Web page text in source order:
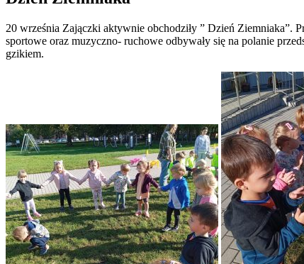
20 września Zajączki aktywnie obchodziły ” Dzień Ziemniaka”.
sportowe oraz muzyczno- ruchowe odbywały się na polanie
gzikiem.